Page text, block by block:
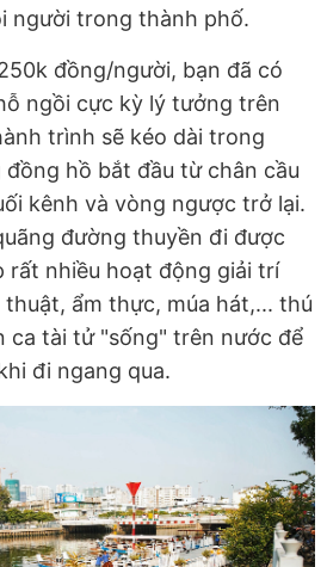
người trong thành phố.
đồng/người, bạn đã có
ngồi cực kỳ lý tưởng trên
trình sẽ kéo dài trong
hồ bắt đầu từ chân cầu
kênh và vòng ngược trở lại.
đường thuyền đi được
rất nhiều hoạt động giải trí
ẩm thực, múa hát,... thú
ca tài tử "sống" trên nước để
đi ngang qua.